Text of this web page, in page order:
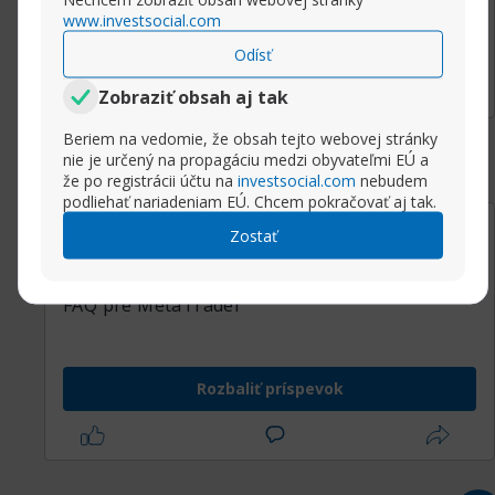
www.investsocial.com
Odísť
Zobraziť obsah aj tak
Beriem na vedomie, že obsah tejto webovej stránky
nie je určený na propagáciu medzi obyvateľmi EÚ a
že po registrácii účtu na investsocial.com nebudem
podliehať nariadeniam EÚ. Chcem pokračovať aj tak.
Zostať
Rozbaliť príspevok
15.02.2019, 09:10
FAQ pre MetaTrader
Rozbaliť príspevok